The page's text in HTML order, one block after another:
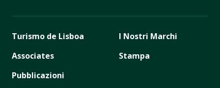
Turismo de Lisboa
Associates
Pubblicazioni
I Nostri Marchi
Stampa